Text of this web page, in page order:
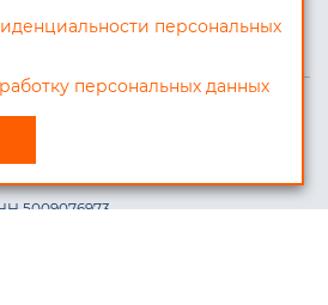
5009076973
персональных
персональных данных